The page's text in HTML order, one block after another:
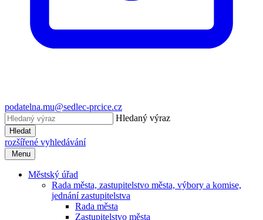
podatelna.mu@sedlec-prcice.cz
Hledaný výraz
Hledat
rozšířené vyhledávání
Menu
Městský úřad
Rada města, zastupitelstvo města, výbory a komise,
jednání zastupitelstva
Rada města
Zastupitelstvo města